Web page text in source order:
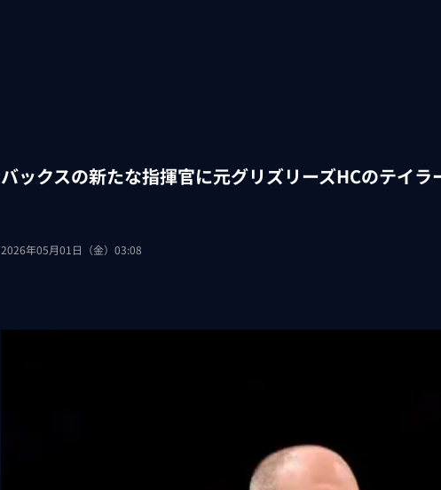
バックスの新たな指揮官に元グリズリーズHCのテイ
2026年05月01日（金）03:08